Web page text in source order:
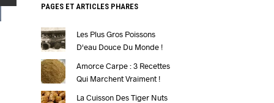
PAGES ET ARTICLES PHARES
Les Plus Gros Poissons
D'eau Douce Du Monde !
Amorce Carpe : 3 Recettes
Qui Marchent Vraiment !
La Cuisson Des Tiger Nuts